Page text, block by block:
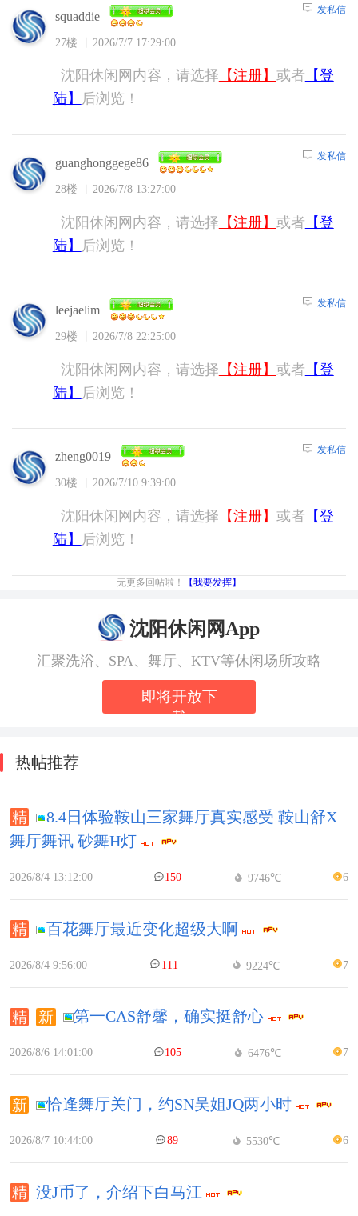
squaddie
27楼 2026/7/7 17:29:00
发私信
沈阳休闲网内容，请选择 【注册】 或者 【登
陆】
后浏览！
guanghonggege86
28楼 2026/7/8 13:27:00
发私信
沈阳休闲网内容，请选择 【注册】 或者 【登
陆】
后浏览！
leejaelim
29楼 2026/7/8 22:25:00
发私信
沈阳休闲网内容，请选择 【注册】 或者 【登
陆】
后浏览！
zheng0019
30楼 2026/7/10 9:39:00
发私信
沈阳休闲网内容，请选择 【注册】 或者 【登
陆】
后浏览！
无更多回帖啦！ 【我要发挥】
沈阳休闲网App
汇聚洗浴、SPA、舞厅、KTV等休闲场所攻略
即将开放下
载
热帖推荐
8.4日体验鞍山三家舞厅真实感受 鞍山舒X
舞厅舞讯 砂舞H灯
2026/8/4 13:12:00 150 9746℃ 6
百花舞厅最近变化超级大啊
2026/8/4 9:56:00 111 9224℃ 7
第一CAS舒馨，确实挺舒心
2026/8/6 14:01:00 105 6476℃ 7
恰逢舞厅关门，约SN吴姐JQ两小时
2026/8/7 10:44:00 89 5530℃ 6
没J币了，介绍下白马江